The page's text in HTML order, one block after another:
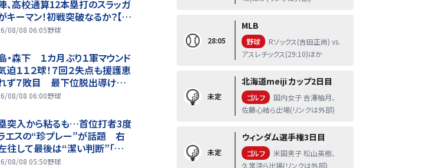
、高校通算12本塁打のスラッガ
キーマン！初戦突破なるか？【夏
子園・ベンチ入り選手紹介】
08/08 06:05野球
・森下 １カ月ぶり１軍マウンド
迫１１２球！７回２失点も援護恵
ず７敗目 最下位脱出導けず
ーム勝たせたかった」
08/08 06:00野球
突入から粘るも…首位打者3度
エスの“珍プレー”が話題 右
往して最後は“潔い判断”「彼
ンジャになれなかった」「面白す
08/08 05:50野球
28:05
MLB
野球
Rソックス(吉田正尚) vs.
アスレチックス(29:10)ほか
未定
北海道meiji カップ2日目
ゴルフ
国内女子 吉澤柚月、
佐藤心結ら出場(リンクは外部)
未定
ウィンダム選手権3日目
ゴルフ
米国男子 松山英樹、
久常涼ら出場(リンクは外部)